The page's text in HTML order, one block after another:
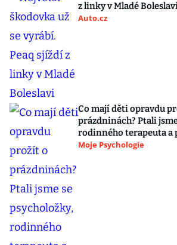
z linky v Mladé
Auto.cz
Co mají děti opravdu
prázdninách? Ptali
rodinného terapeuta a
Moje Psychologie